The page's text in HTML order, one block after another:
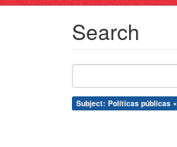
Search
Subject: Políticas públicas ×